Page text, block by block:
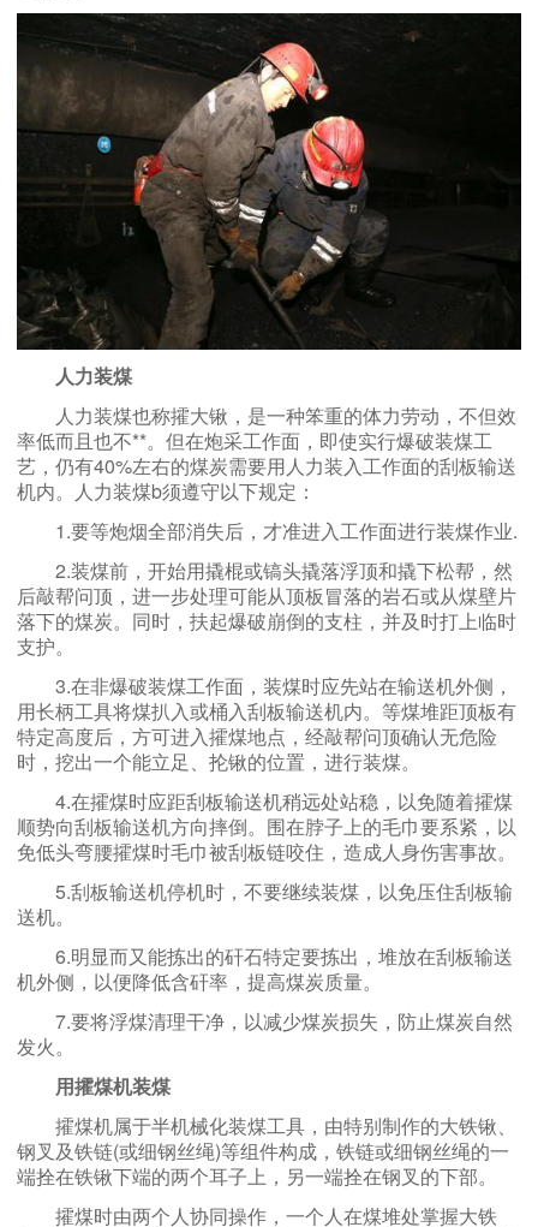
人力装煤
人力装煤也称攉大锹，是一种笨重的体力劳动，不但效
率低而且也不**。但在炮采工作面，即使实行爆破装煤工
艺，仍有40%左右的煤炭需要用人力装入工作面的刮板输送
机内。人力装煤b须遵守以下规定：
1.要等炮烟全部消失后，才准进入工作面进行装煤作业.
2.装煤前，开始用撬棍或镐头撬落浮顶和撬下松帮，然
后敲帮问顶，进一步处理可能从顶板冒落的岩石或从煤壁片
落下的煤炭。同时，扶起爆破崩倒的支柱，并及时打上临时
支护。
3.在非爆破装煤工作面，装煤时应先站在输送机外侧，
用长柄工具将煤扒入或桶入刮板输送机内。等煤堆距顶板有
特定高度后，方可进入攉煤地点，经敲帮问顶确认无危险
时，挖出一个能立足、抡锹的位置，进行装煤。
4.在攉煤时应距刮板输送机稍远处站稳，以免随着攉煤
顺势向刮板输送机方向摔倒。围在脖子上的毛巾要系紧，以
免低头弯腰攉煤时毛巾被刮板链咬住，造成人身伤害事故。
5.刮板输送机停机时，不要继续装煤，以免压住刮板输
送机。
6.明显而又能拣出的矸石特定要拣出，堆放在刮板输送
机外侧，以便降低含矸率，提高煤炭质量。
7.要将浮煤清理干净，以减少煤炭损失，防止煤炭自然
发火。
用攉煤机装煤
攉煤机属于半机械化装煤工具，由特别制作的大铁锹、
钢叉及铁链(或细钢丝绳)等组件构成，铁链或细钢丝绳的一
端拴在铁锹下端的两个耳子上，另一端拴在钢叉的下部。
攉煤时由两个人协同操作，一个人在煤堆处掌握大铁